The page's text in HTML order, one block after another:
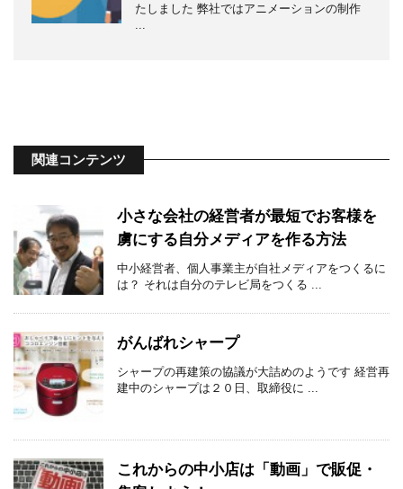
たしました 弊社ではアニメーションの制作
関連コンテンツ
小さな会社の経営者が最短でお客様を
虜にする自分メディアを作る方法
中小経営者、個人事業主が自社メディアをつくるに
は？ それは自分のテレビ局をつくる ...
がんばれシャープ
シャープの再建策の協議が大詰めのようです 経営再
建中のシャープは２０日、取締役に ...
これからの中小店は「動画」で販促・